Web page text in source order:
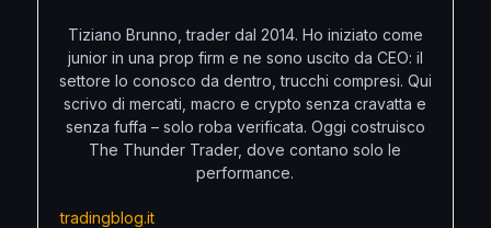
Tiziano Brunno, trader dal 2014. Ho iniziato come
junior in una prop firm e ne sono uscito da CEO: il
settore lo conosco da dentro, trucchi compresi. Qui
scrivo di mercati, macro e crypto senza cravatta e
senza fuffa – solo roba verificata. Oggi costruisco
The Thunder Trader, dove contano solo le
performance.
tradingblog.it